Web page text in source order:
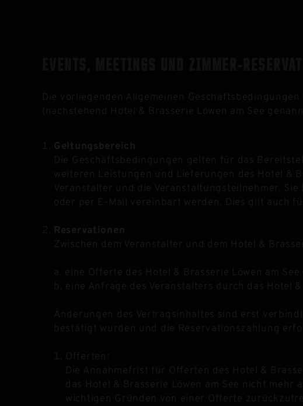
Die vorliegenden Allgemeinen
(nachstehend Hotel & Brasserie Löwen am See
Geltungsbereich
Die Geschäftsbedingungen gelten für das
weiteren Leistungen und Lieferungen des Hotel &
Veranstalter und die Veranstaltungsteilnehmer.
oder per E-Mail vereinbart werden. Dies gilt auch
Reservationen
Zwischen dem Veranstalter und dem Hotel &
a. eine Offerte des Hotel & Brasserie Löwen am
b. eine Anfrage des Veranstalters durch das Hotel
Änderungen des Vertragsinhaltes sind erst
bestätigt wurden und die Reservationszahlung
Offerten:
Die Annahmefrist für Offerten des Hotel &
das Hotel & Brasserie Löwen am See nicht mehr
wichtigen Gründen von einer Offerte